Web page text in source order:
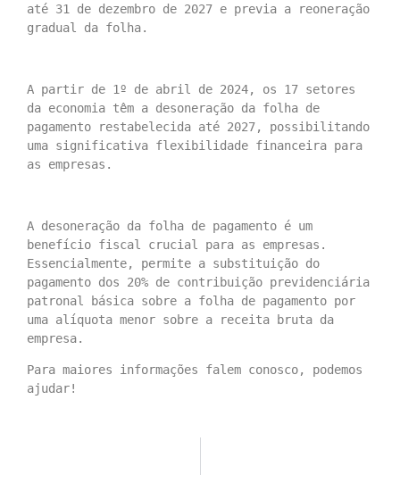
até 31 de dezembro de 2027 e previa a reoneração
gradual da folha.
A partir de 1º de abril de 2024, os 17 setores
da economia têm a desoneração da folha de
pagamento restabelecida até 2027, possibilitando
uma significativa flexibilidade financeira para
as empresas.
A desoneração da folha de pagamento é um
benefício fiscal crucial para as empresas.
Essencialmente, permite a substituição do
pagamento dos 20% de contribuição previdenciária
patronal básica sobre a folha de pagamento por
uma alíquota menor sobre a receita bruta da
empresa.
Para maiores informações falem conosco, podemos
ajudar!